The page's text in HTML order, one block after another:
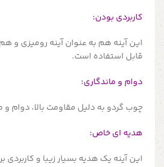
کاربردی بودن:
این آینه هم به عنوان آینه رومیزی و
قابل استفاده است.
دوام و ماندگاری:
چوب گردو به دلیل مقاومت بالا، دوام و
هدیه ای خاص:
این آینه یک هدیه بسیار زیبا و کاربردی